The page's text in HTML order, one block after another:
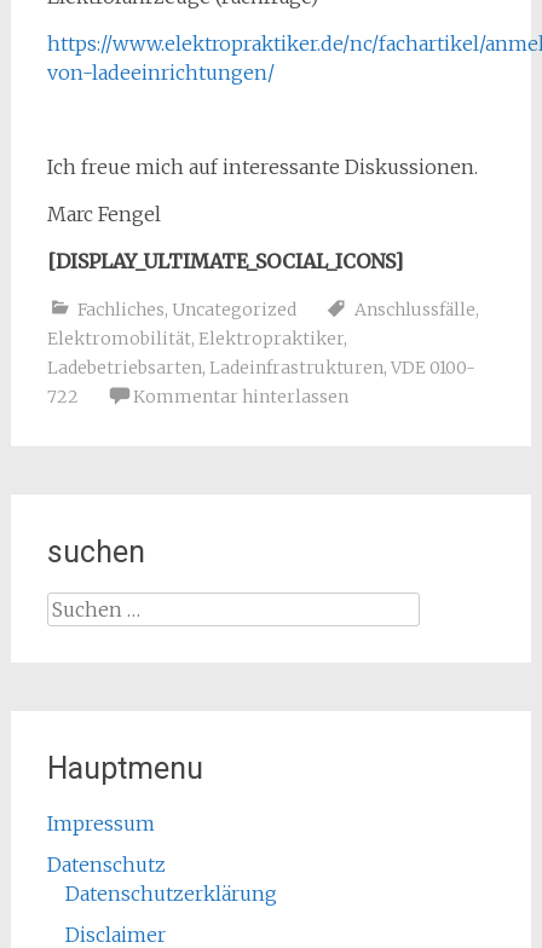
https://www.elektropraktiker.de/nc/fachartikel/
von-ladeeinrichtungen/
Ich freue mich auf interessante Diskussionen.
Marc Fengel
[DISPLAY_ULTIMATE_SOCIAL_ICONS]
Fachliches, Uncategorized Anschlussfälle,
Elektromobilität, Elektropraktiker,
Ladebetriebsarten, Ladeinfrastrukturen, VDE 0100-
722
Kommentar hinterlassen
suchen
Suchen
nach:
Hauptmenu
Impressum
Datenschutz
Datenschutzerklärung
Disclaimer